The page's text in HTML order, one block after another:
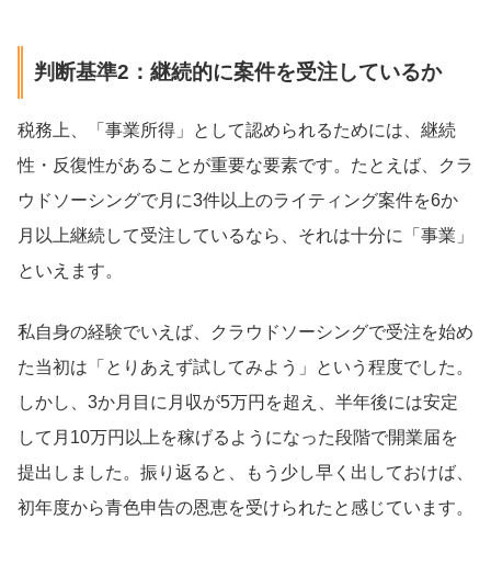
判断基準2：継続的に案件を受注しているか
税務上、「事業所得」として認められるためには、継続
性・反復性があることが重要な要素です。たとえば、クラ
ウドソーシングで月に3件以上のライティング案件を6か
月以上継続して受注しているなら、それは十分に「事業」
といえます。
私自身の経験でいえば、クラウドソーシングで受注を始め
た当初は「とりあえず試してみよう」という程度でした。
しかし、3か月目に月収が5万円を超え、半年後には安定
して月10万円以上を稼げるようになった段階で開業届を
提出しました。振り返ると、もう少し早く出しておけば、
初年度から青色申告の恩恵を受けられたと感じています。